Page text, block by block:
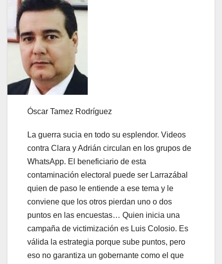
Óscar Tamez Rodríguez
La guerra sucia en todo su esplendor. Videos
contra Clara y Adrián circulan en los grupos de
WhatsApp. El beneficiario de esta
contaminación electoral puede ser Larrazábal
quien de paso le entiende a ese tema y le
conviene que los otros pierdan uno o dos
puntos en las encuestas… Quien inicia una
campaña de victimización es Luis Colosio. Es
válida la estrategia porque sube puntos, pero
eso no garantiza un gobernante como el que